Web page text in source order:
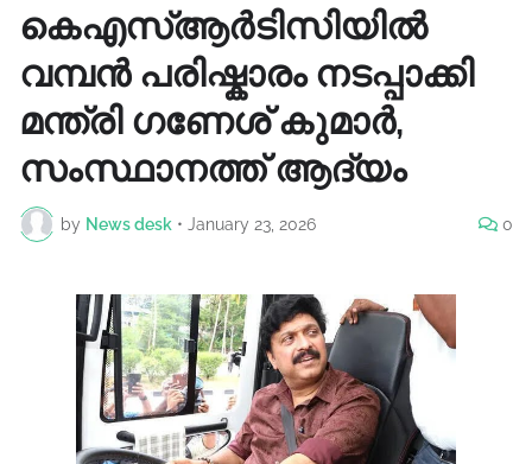
കെഎസ്ആർടിസിയിൽ
വമ്പൻ പരിഷ്കാരം നടപ്പാക്കി
മന്ത്രി ഗണേശ് കുമാർ,
സംസ്ഥാനത്ത് ആദ്യം
by News desk • January 23, 2026 0